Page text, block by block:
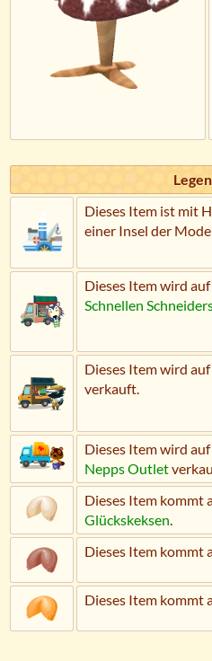
Dieses Item ist mit
einer Insel der
Dieses Item wird
Schnellen
Dieses Item wird
verkauft.
Dieses Item wird
Nepps Outlet
Dieses Item kommt
Glückskeksen.
Dieses Item kommt
Dieses Item kommt